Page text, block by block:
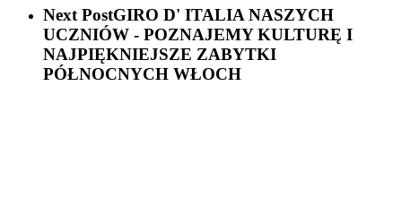
Next PostGIRO D' ITALIA NASZYCH
UCZNIÓW - POZNAJEMY KULTURĘ I
NAJPIĘKNIEJSZE ZABYTKI
PÓŁNOCNYCH WŁOCH